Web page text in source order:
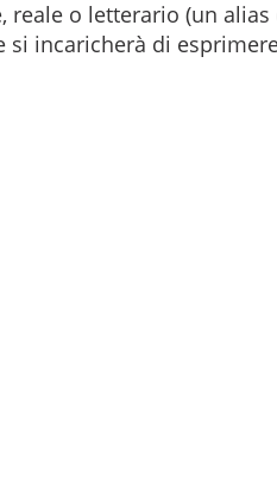
o letterario (un alias
incaricherà di